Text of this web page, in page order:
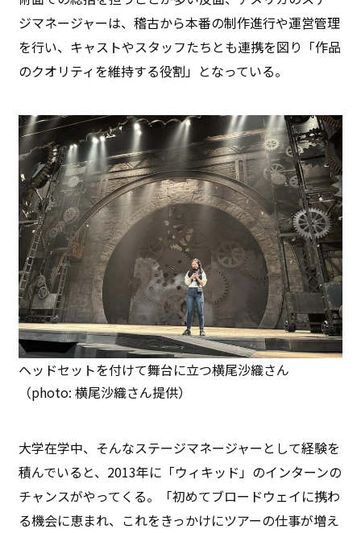
ジマネージャーは、稽古から本番の制作進行や運営管理
を行い、キャストやスタッフたちとも連携を図り「作品
のクオリティを維持する役割」となっている。
ヘッドセットを付けて舞台に立つ横尾沙織さん
（photo: 横尾沙織さん提供）
大学在学中、そんなステージマネージャーとして経験を
積んでいると、2013年に「ウィキッド」のインターンの
チャンスがやってくる。「初めてブロードウェイに携わ
る機会に恵まれ、これをきっかけにツアーの仕事が増え